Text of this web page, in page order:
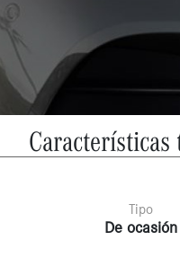
Características
Tipo
De ocasión